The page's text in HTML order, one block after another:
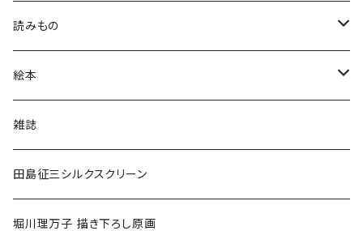
読みもの
小学低学年〜
小学中学年〜
小学高学年〜
中高生〜
絵本
0〜2歳〜
3〜5歳〜
小学低学年〜
雑誌
田島征三シルクスクリーン
堀川理万子 描き下ろし原画